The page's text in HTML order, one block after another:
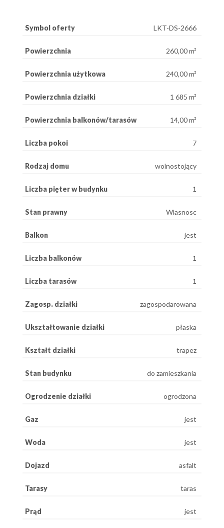
Symbol oferty LKT-DS-2666
Powierzchnia 260,00 m²
Powierzchnia użytkowa 240,00 m²
Powierzchnia działki 1 685 m²
Powierzchnia balkonów/tarasów 14,00 m²
Liczba pokoi 7
Rodzaj domu wolnostojący
Liczba pięter w budynku 1
Stan prawny Wlasnosc
Balkon jest
Liczba balkonów 1
Liczba tarasów 1
Zagosp. działki zagospodarowana
Ukształtowanie działki płaska
Kształt działki trapez
Stan budynku do zamieszkania
Ogrodzenie działki ogrodzona
Gaz jest
Woda jest
Dojazd asfalt
Tarasy taras
Prąd jest